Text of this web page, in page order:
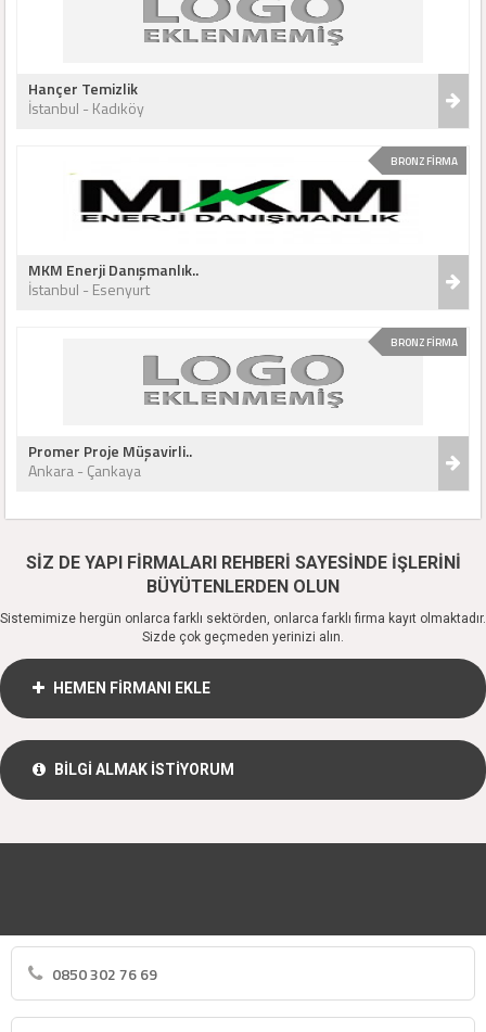
Hançer Temizlik
İstanbul - Kadıköy
BRONZ FİRMA
MKM Enerji Danışmanlık..
İstanbul - Esenyurt
BRONZ FİRMA
Promer Proje Müşavirli..
Ankara - Çankaya
SİZ DE YAPI FİRMALARI REHBERİ SAYESİNDE İŞLERİNİ
BÜYÜTENLERDEN OLUN
Sistemimize hergün onlarca farklı sektörden, onlarca farklı firma kayıt olmaktadır.
Sizde çok geçmeden yerinizi alın.
HEMEN FİRMANI EKLE
BİLGİ ALMAK İSTİYORUM
0850 302 76 69